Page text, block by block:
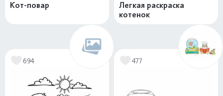
Кот-повар
Легкая раскраска
котенок
694 477